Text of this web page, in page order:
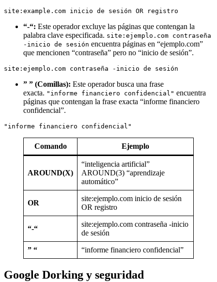
site:example.com inicio de sesión OR registro
“-“: Este operador excluye las páginas que contengan la
palabra clave especificada. site:ejemplo.com contraseña
-inicio de sesión encuentra páginas en “ejemplo.com”
que mencionen “contraseña” pero no “inicio de sesión”.
site:ejemplo.com contraseña -inicio de sesión
” ” (Comillas): Este operador busca una frase
exacta. "informe financiero confidencial" encuentra
páginas que contengan la frase exacta “informe financiero
confidencial”.
"informe financiero confidencial"
Comando Ejemplo
AROUND(X)
“inteligencia artificial”
AROUND(3) “aprendizaje
automático”
OR
site:ejemplo.com inicio de sesión
OR registro
“-“
site:ejemplo.com contraseña -inicio
de sesión
” “ “informe financiero confidencial”
Google Dorking y seguridad